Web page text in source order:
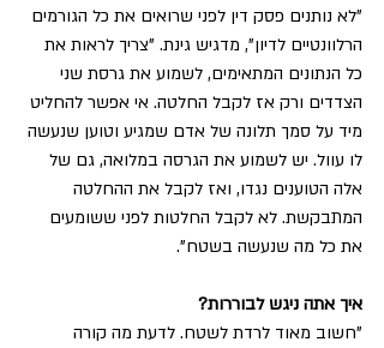
"לא נותנים פסק דין לפני שרואים את כל הגורמים
הרלוונטיים לדיון", מדגיש גינת. "צריך לראות את
כל הנתונים המתאימים, לשמוע את גרסת שני
הצדדים ורק אז לקבל החלטה. אי אפשר להחליט
מיד על סמך תלונה של אדם שמגיע וטוען שנעשה
לו עוול. יש לשמוע את הגרסה במלואה, גם של
אלה הטוענים נגדו, ואז לקבל את ההחלטה
המתבקשת. לא לקבל החלטות לפני ששומעים
את כל מה שנעשה בשטח".
איך אתה ניגש לבוררות?
"חשוב מאוד לרדת לשטח. לדעת מה קורה